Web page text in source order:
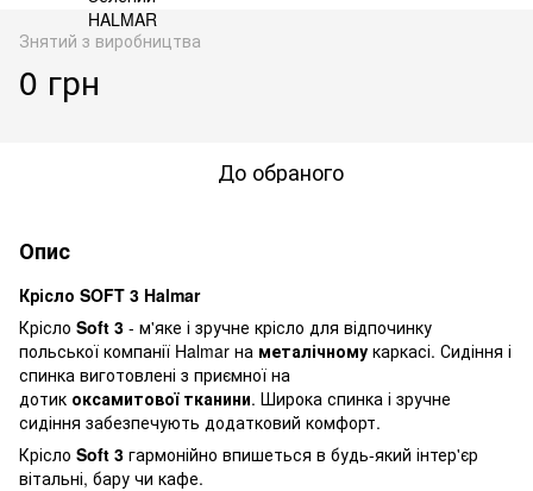
Знятий з виробництва
0 грн
До обраного
Опис
Крісло SOFT 3 Halmar
Крісло Soft 3 - м'яке і зручне крісло для відпочинку
польської компанії Halmar на металічному каркасі. Сидіння і
спинка виготовлені з приємної на
дотик оксамитової тканини. Широка спинка і зручне
сидіння забезпечують додатковий комфорт.
Крісло Soft 3 гармонійно впишеться в будь-який інтер'єр
вітальні, бару чи кафе.